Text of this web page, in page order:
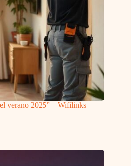
verano 2025” – Wifilinks